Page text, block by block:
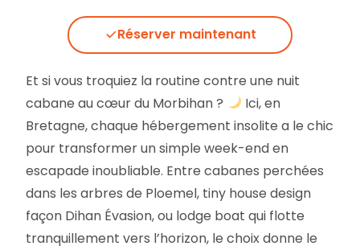
Réserver maintenant
Et si vous troquiez la routine contre une nuit
cabane au cœur du Morbihan ?
Ici, en
Bretagne, chaque hébergement insolite a le chic
pour transformer un simple week-end en
escapade inoubliable. Entre cabanes perchées
dans les arbres de Ploemel, tiny house design
façon Dihan Évasion, ou lodge boat qui flotte
tranquillement vers l’horizon, le choix donne le